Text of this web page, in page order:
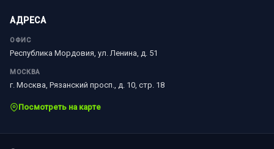
АДРЕСА
ОФИС
Республика Мордовия, ул. Ленина, д. 51
МОСКВА
г. Москва, Рязанский просп., д. 10, стр. 18
Посмотреть на карте